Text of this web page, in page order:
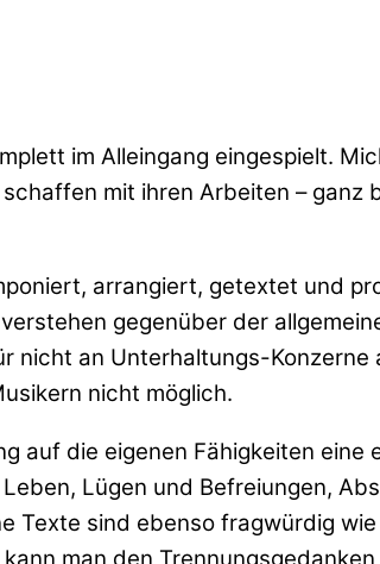
im Alleingang eingespielt.
mit ihren Arbeiten – ganz
arrangiert, getextet und
gegenüber der
an Unterhaltungs-Konzerne
nicht möglich.
auf die eigenen Fähigkeiten eine
Lügen und Befreiungen,
Texte sind ebenso fragwürdig
man den